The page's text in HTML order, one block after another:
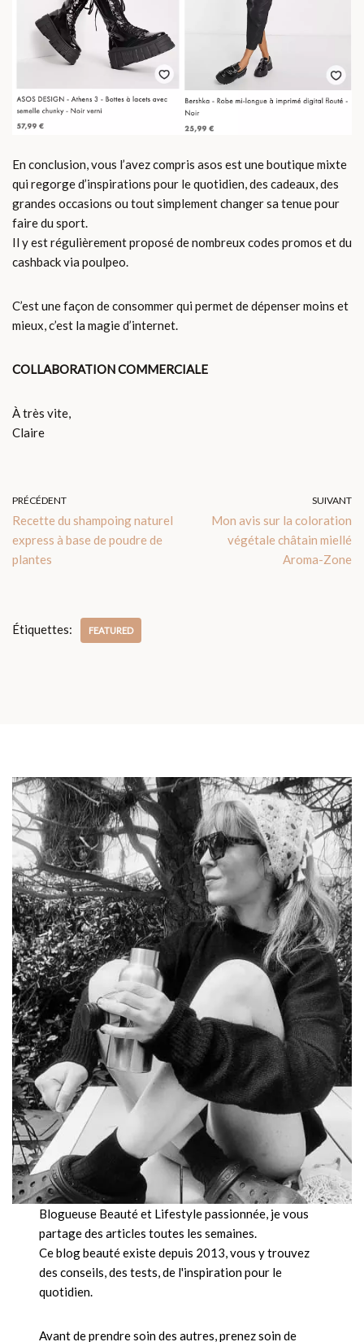
En conclusion, vous l’avez compris asos est une boutique mixte
qui regorge d’inspirations pour le quotidien, des cadeaux, des
grandes occasions ou tout simplement changer sa tenue pour
faire du sport.
Il y est régulièrement proposé de nombreux codes promos et du
cashback via poulpeo.
C’est une façon de consommer qui permet de dépenser moins et
mieux, c’est la magie d’internet.
COLLABORATION COMMERCIALE
À très vite,
Claire
PRÉCÉDENT
Recette du shampoing naturel
express à base de poudre de
plantes
SUIVANT
Mon avis sur la coloration
végétale châtain miellé
Aroma-Zone
Étiquettes: FEATURED
Blogueuse Beauté et Lifestyle passionnée, je vous
partage des articles toutes les semaines.
Ce blog beauté existe depuis 2013, vous y trouvez
des conseils, des tests, de l'inspiration pour le
quotidien.
Avant de prendre soin des autres, prenez soin de